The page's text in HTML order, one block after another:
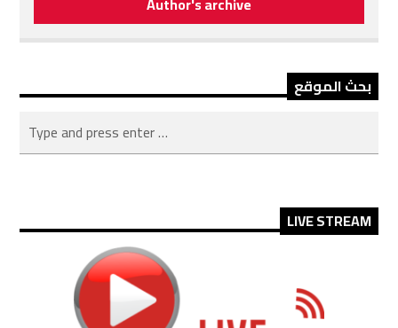
بحث الموقع
LIVE STREAM